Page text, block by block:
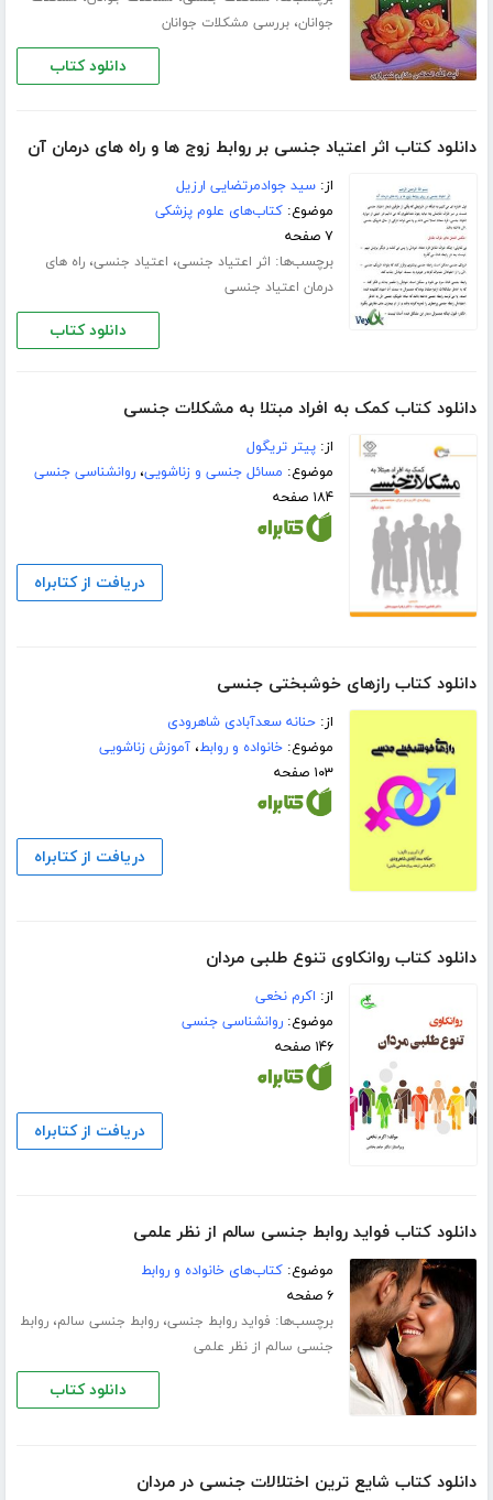
جوانان،بررسی مشکلات جوانان
دانلود کتاب
دانلود کتاب اثر اعتیاد جنسی بر روابط زوج ها و راه های درمان آن
از:سید جوادمرتضایی ارزیل
موضوع:کتاب‌های علوم پزشکی
۷ صفحه
برچسب‌ها: اثر اعتیاد جنسی، اعتیاد جنسی،راه های
درمان اعتیاد جنسی
دانلود کتاب
دانلود کتاب کمک به افراد مبتلا به مشکلات جنسی
از:پیتر تریگول
موضوع: مسائل جنسی و زناشویی،روانشناسی جنسی
۱۸۴ صفحه
دریافت از کتابراه
دانلود کتاب رازهای خوشبختی جنسی
از:حنانه سعدآبادی شاهرودی
موضوع:خانواده و روابط،آموزش زناشویی
۱۰۳ صفحه
دریافت از کتابراه
دانلود کتاب روانکاوی تنوع طلبی مردان
از: اکرم نخعی
موضوع:روانشناسی جنسی
۱۴۶ صفحه
دریافت از کتابراه
دانلود کتاب فواید روابط جنسی سالم از نظر علمی
موضوع:کتاب‌های خانواده و روابط
۶ صفحه
برچسب‌ها: فواید روابط جنسی،روابط جنسی سالم،روابط
جنسی سالم از نظر علمی
دانلود کتاب
دانلود کتاب شایع ترین اختلالات جنسی در مردان